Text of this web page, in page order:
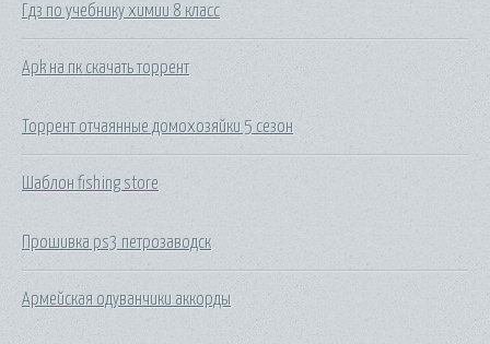
Гдз по учебнику химии 8 класс
Apk на пк скачать торрент
Торрент отчаянные домохозяйки 5 сезон
Шаблон fishing store
Прошивка ps3 петрозаводск
Армейская одуванчики аккорды